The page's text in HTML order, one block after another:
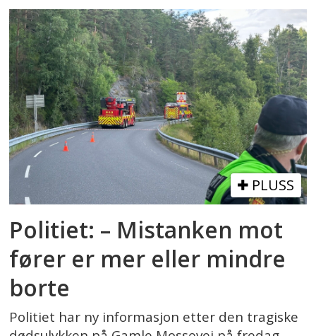
PLUSS
Politiet: – Mistanken mot
fører er mer eller mindre
borte
Politiet har ny informasjon etter den tragiske